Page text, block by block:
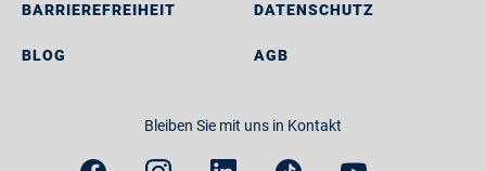
BARRIEREFREIHEIT
BLOG
DATENSCHUTZ
AGB
Bleiben Sie mit uns in Kontakt